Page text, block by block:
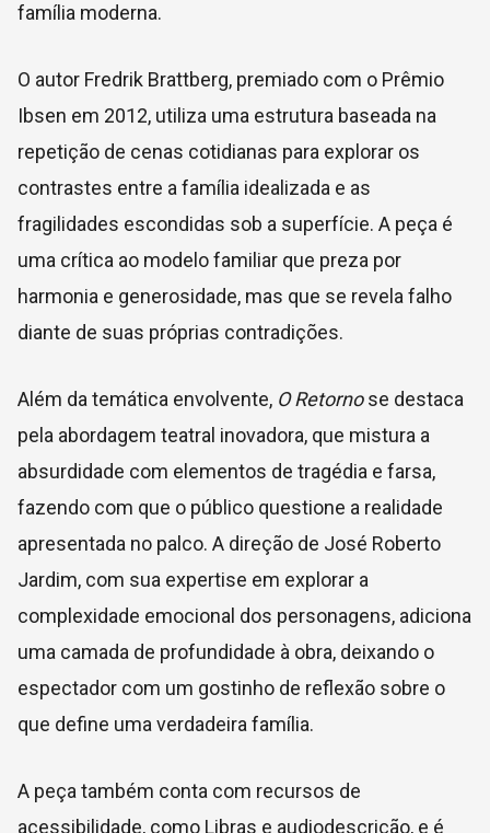
família moderna.
O autor Fredrik Brattberg, premiado com o Prêmio
Ibsen em 2012, utiliza uma estrutura baseada na
repetição de cenas cotidianas para explorar os
contrastes entre a família idealizada e as
fragilidades escondidas sob a superfície. A peça é
uma crítica ao modelo familiar que preza por
harmonia e generosidade, mas que se revela falho
diante de suas próprias contradições.
Além da temática envolvente, O Retornose destaca
pela abordagem teatral inovadora, que mistura a
absurdidade com elementos de tragédia e farsa,
fazendo com que o público questione a realidade
apresentada no palco. A direção de José Roberto
Jardim, com sua expertise em explorar a
complexidade emocional dos personagens, adiciona
uma camada de profundidade à obra, deixando o
espectador com um gostinho de reflexão sobre o
que define uma verdadeira família.
A peça também conta com recursos de
acessibilidade, como Libras e audiodescrição, e é